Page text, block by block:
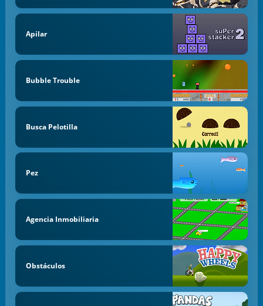
Apilar
Bubble Trouble
Busca Pelotilla
Pez
Agencia Inmobiliaria
Obstáculos